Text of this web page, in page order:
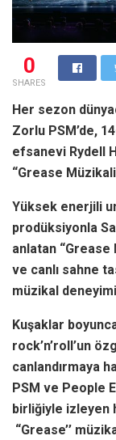
0
SHARES
Her sezon
Zorlu PSM’de,
efsanevi Rydell
“Grease
Yüksek enerjili
prodüksiyonla
anlatan
ve canlı sahne
müzikal
Kuşaklar
rock’n’roll’un
canlandırmaya
PSM ve People
birliğiyle izleyen
“Grease’’